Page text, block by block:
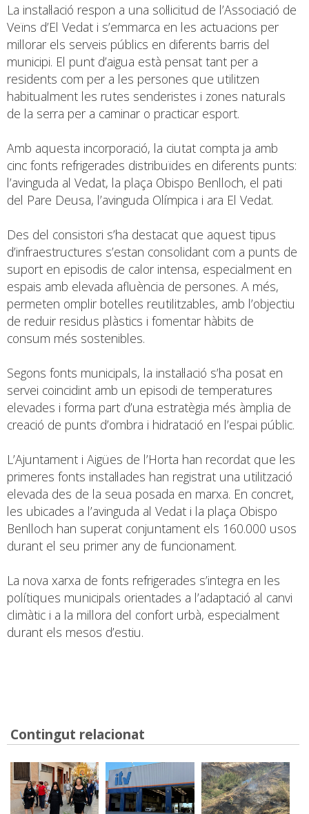
La instal·lació respon a una sol·licitud de l’Associació de
Veïns d’El Vedat i s’emmarca en les actuacions per
millorar els serveis públics en diferents barris del
municipi. El punt d’aigua està pensat tant per a
residents com per a les persones que utilitzen
habitualment les rutes senderistes i zones naturals
de la serra per a caminar o practicar esport.
Amb aquesta incorporació, la ciutat compta ja amb
cinc fonts refrigerades distribuïdes en diferents punts:
l’avinguda al Vedat, la plaça Obispo Benlloch, el pati
del Pare Deusa, l’avinguda Olímpica i ara El Vedat.
Des del consistori s’ha destacat que aquest tipus
d’infraestructures s’estan consolidant com a punts de
suport en episodis de calor intensa, especialment en
espais amb elevada afluència de persones. A més,
permeten omplir botelles reutilitzables, amb l’objectiu
de reduir residus plàstics i fomentar hàbits de
consum més sostenibles.
Segons fonts municipals, la instal·lació s’ha posat en
servei coincidint amb un episodi de temperatures
elevades i forma part d’una estratègia més àmplia de
creació de punts d’ombra i hidratació en l’espai públic.
L’Ajuntament i Aigües de l’Horta han recordat que les
primeres fonts instal·lades han registrat una utilització
elevada des de la seua posada en marxa. En concret,
les ubicades a l’avinguda al Vedat i la plaça Obispo
Benlloch han superat conjuntament els 160.000 usos
durant el seu primer any de funcionament.
La nova xarxa de fonts refrigerades s’integra en les
polítiques municipals orientades a l’adaptació al canvi
climàtic i a la millora del confort urbà, especialment
durant els mesos d’estiu.
Contingut relacionat